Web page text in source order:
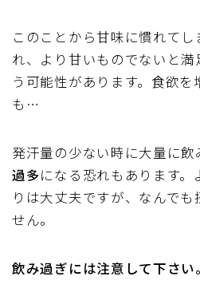
このことから甘味に慣れてし
れ、より甘いものでないと満
う可能性があります。食欲
も…
発汗量の少ない時に大量に飲
過多になる恐れもあります
りは大丈夫ですが、なんで
せん。
飲み過ぎには注意して下さい。